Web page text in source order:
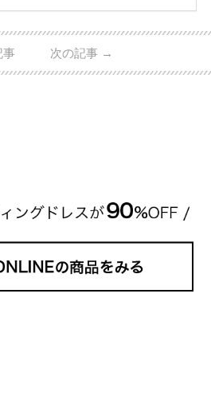
ンやカルティエ、ティファニーなど世界
のブランドまで幅広くご紹介。 さらに、
る芸能人夫婦 ・リングの特徴や魅力 ・
事 次の記事 →